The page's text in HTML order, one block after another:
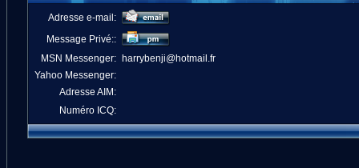
Adresse e-mail:
Message Privé::
MSN Messenger:
harrybenji@hotmail.fr
Yahoo Messenger:
Adresse AIM:
Numéro ICQ: